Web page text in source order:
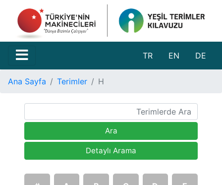
TR EN DE
Ana Sayfa Terimler H
Ara
Detaylı Arama